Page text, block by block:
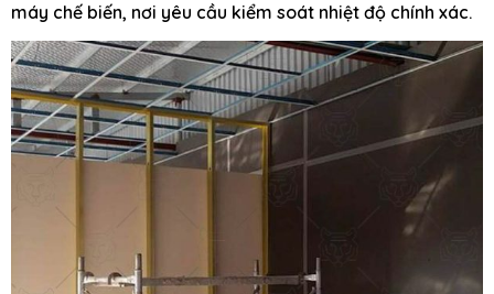
máy chế biến, nơi yêu cầu kiểm soát nhiệt độ chính xác.